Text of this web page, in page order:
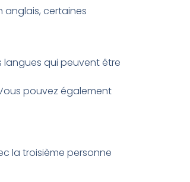
anglais, certaines
langues qui peuvent être
pouvez également
la troisième personne